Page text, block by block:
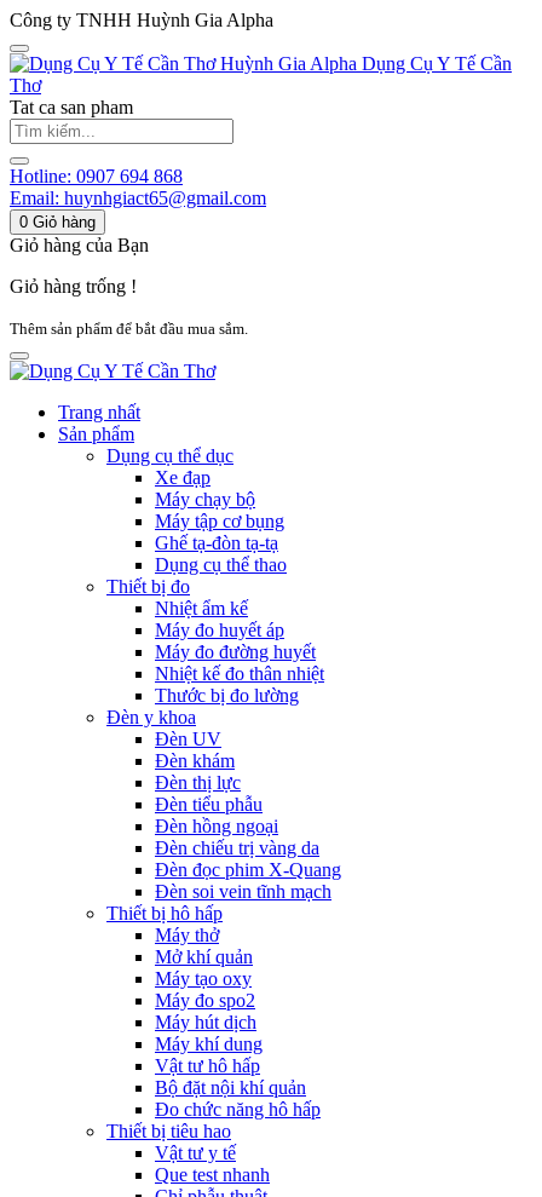
Công ty TNHH Huỳnh Gia Alpha
Huỳnh Gia Alpha Dụng Cụ Y Tế Cần
Thơ
Tat ca san pham
Hotline: 0907 694 868
Email: huynhgiact65@gmail.com
0 Giỏ hàng
Giỏ hàng của Bạn
Giỏ hàng trống !
Thêm sản phẩm để bắt đầu mua sắm.
Trang nhất
Sản phẩm
Dụng cụ thể dục
Xe đạp
Máy chạy bộ
Máy tập cơ bụng
Ghế tạ-đòn tạ-tạ
Dụng cụ thể thao
Thiết bị đo
Nhiệt ẩm kế
Máy đo huyết áp
Máy đo đường huyết
Nhiệt kế đo thân nhiệt
Thước bị đo lường
Đèn y khoa
Đèn UV
Đèn khám
Đèn thị lực
Đèn tiểu phẫu
Đèn hồng ngoại
Đèn chiếu trị vàng da
Đèn đọc phim X-Quang
Đèn soi vein tĩnh mạch
Thiết bị hô hấp
Máy thở
Mở khí quản
Máy tạo oxy
Máy đo spo2
Máy hút dịch
Máy khí dung
Vật tư hô hấp
Bộ đặt nội khí quản
Đo chức năng hô hấp
Thiết bị tiêu hao
Vật tư y tế
Que test nhanh